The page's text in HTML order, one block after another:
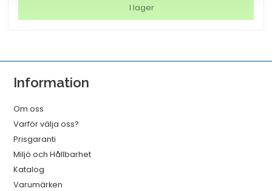
tag
I lager
Information
Om oss
Varför välja oss?
Prisgaranti
Miljö och Hållbarhet
Katalog
Varumärken